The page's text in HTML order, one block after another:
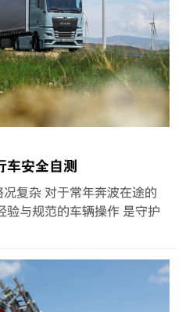
车安全自测
复杂 对于常年奔波在途的
验与规范的车辆操作 是守护